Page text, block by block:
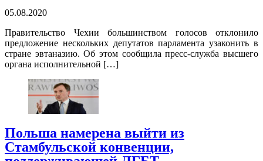
05.08.2020
Правительство Чехии большинством голосов отклонило
предложение нескольких депутатов парламента узаконить в
стране эвтаназию. Об этом сообщила пресс-служба высшего
органа исполнительной […]
Польша намерена выйти из
Стамбульской конвенции,